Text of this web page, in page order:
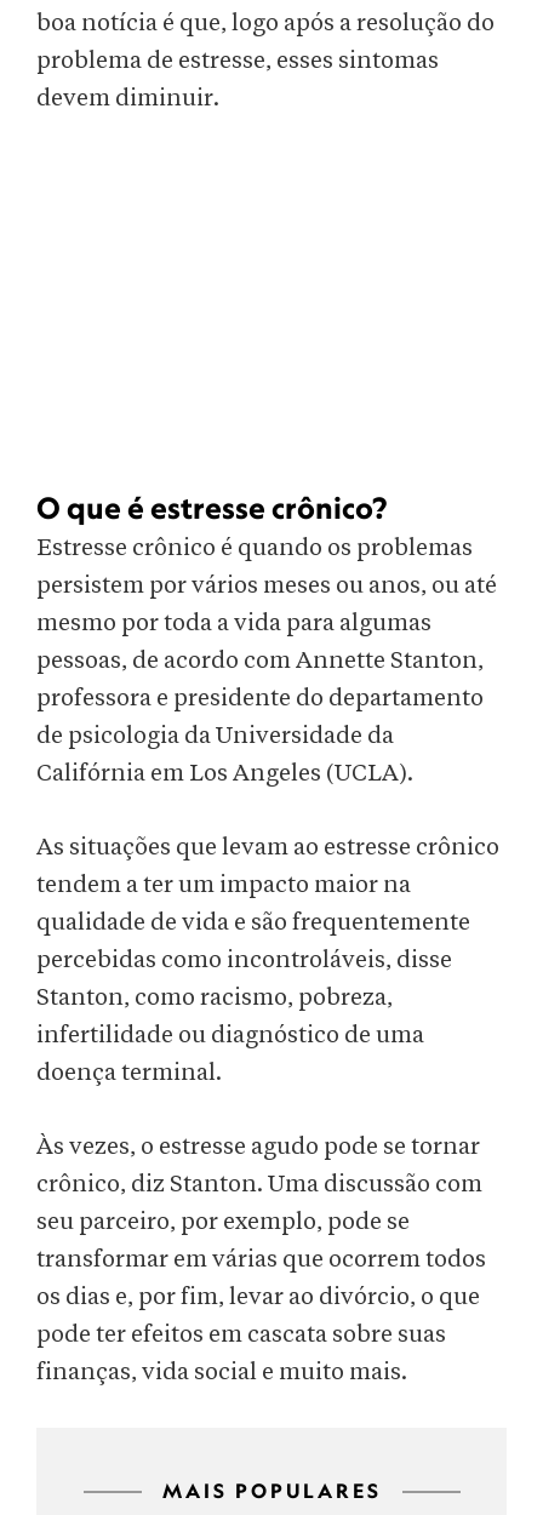
boa notícia é que, logo após a resolução do
problema de estresse, esses sintomas
devem diminuir.
O que é estresse crônico?
Estresse crônico é quando os problemas
persistem por vários meses ou anos, ou até
mesmo por toda a vida para algumas
pessoas, de acordo com Annette Stanton,
professora e presidente do departamento
de psicologia da Universidade da
Califórnia em Los Angeles (UCLA).
As situações que levam ao estresse crônico
tendem a ter um impacto maior na
qualidade de vida e são frequentemente
percebidas como incontroláveis, disse
Stanton, como racismo, pobreza,
infertilidade ou diagnóstico de uma
doença terminal.
Às vezes, o estresse agudo pode se tornar
crônico, diz Stanton. Uma discussão com
seu parceiro, por exemplo, pode se
transformar em várias que ocorrem todos
os dias e, por fim, levar ao divórcio, o que
pode ter efeitos em cascata sobre suas
finanças, vida social e muito mais.
MAIS POPULARES